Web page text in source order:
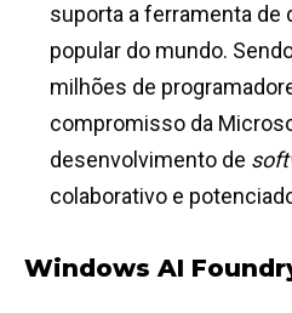
suporta a ferramenta
popular do mundo.
milhões de
compromisso da
desenvolvimento de
colaborativo e
Windows AI